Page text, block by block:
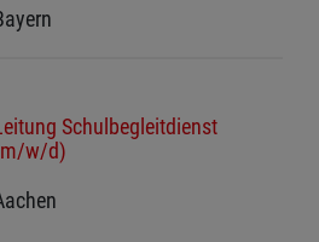
Schulbegleitdienst
w/d)